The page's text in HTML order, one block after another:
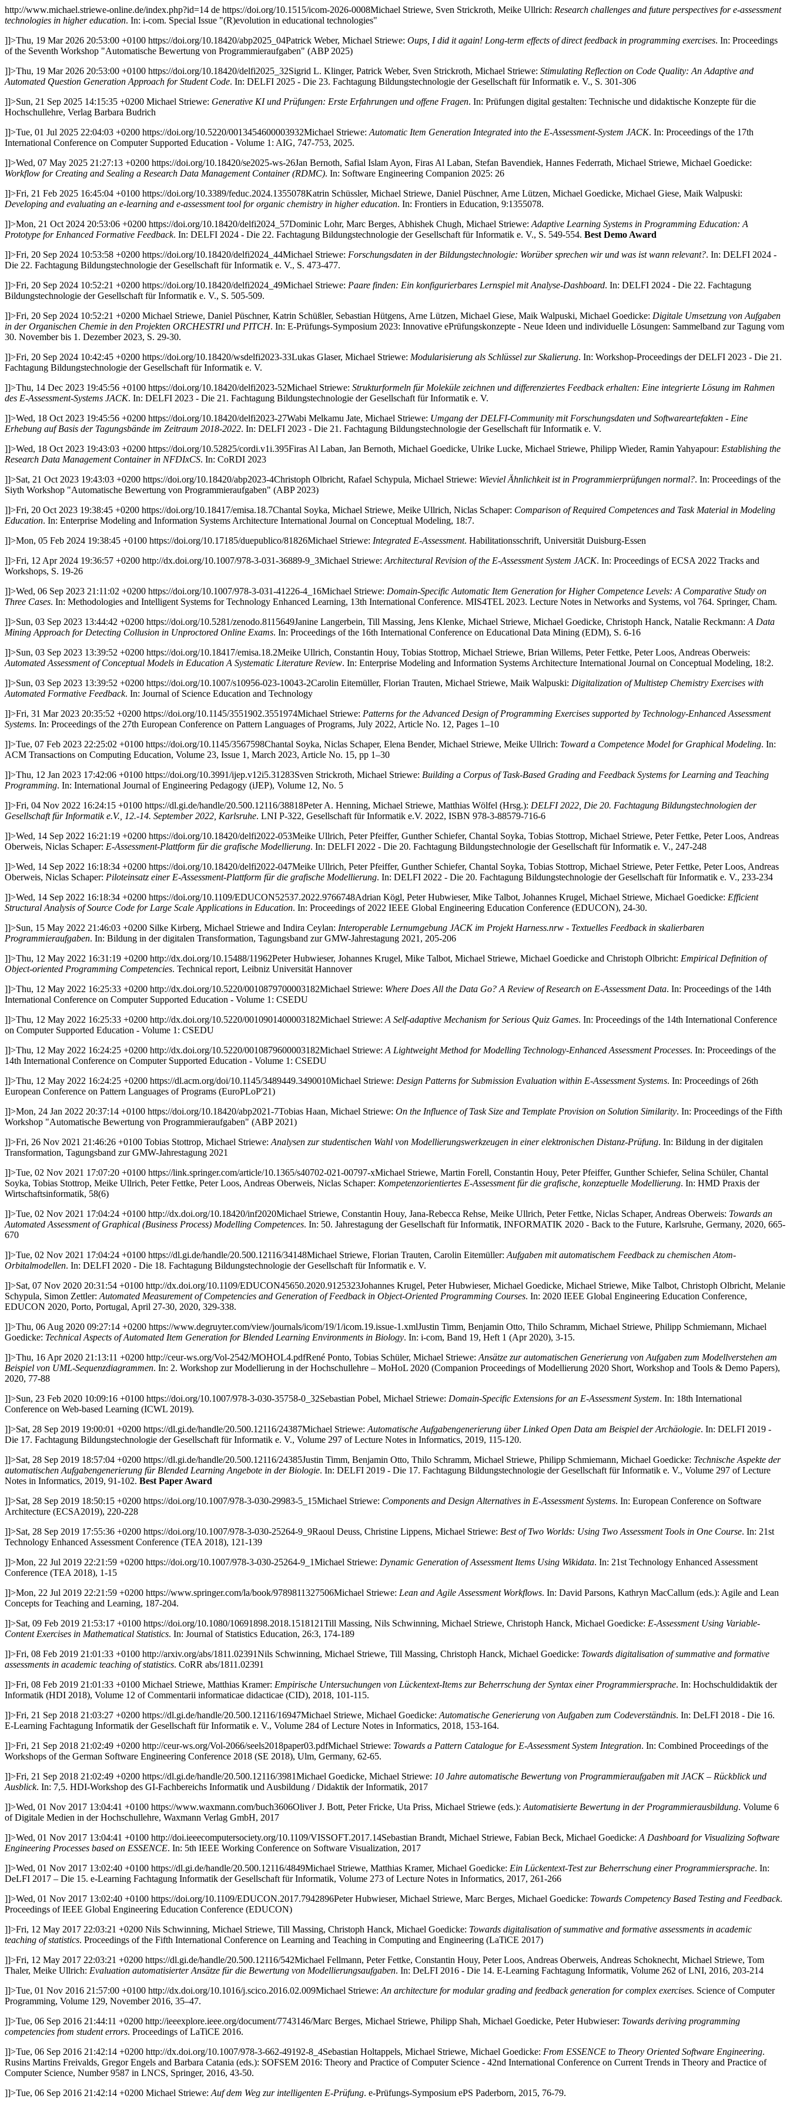
http://www.michael.striewe-online.de/index.php?id=14 de https://doi.org/10.1515/icom-2026-0008Michael Striewe, Sven Strickroth, Meike Ullrich: Research challenges and future perspectives for e-assessment
technologies in higher education. In: i-com. Special Issue "(R)evolution in educational technologies"
]]>Thu, 19 Mar 2026 20:53:00 +0100 https://doi.org/10.18420/abp2025_04Patrick Weber, Michael Striewe: Oups, I did it again! Long-term effects of direct feedback in programming exercises. In: Proceedings
of the Seventh Workshop "Automatische Bewertung von Programmieraufgaben" (ABP 2025)
]]>Thu, 19 Mar 2026 20:53:00 +0100 https://doi.org/10.18420/delfi2025_32Sigrid L. Klinger, Patrick Weber, Sven Strickroth, Michael Striewe: Stimulating Reflection on Code Quality: An Adaptive and
Automated Question Generation Approach for Student Code. In: DELFI 2025 - Die 23. Fachtagung Bildungstechnologie der Gesellschaft für Informatik e. V., S. 301-306
]]>Sun, 21 Sep 2025 14:15:35 +0200 Michael Striewe: Generative KI und Prüfungen: Erste Erfahrungen und offene Fragen. In: Prüfungen digital gestalten: Technische und didaktische Konzepte für die
Hochschullehre, Verlag Barbara Budrich
]]>Tue, 01 Jul 2025 22:04:03 +0200 https://doi.org/10.5220/0013454600003932Michael Striewe: Automatic Item Generation Integrated into the E-Assessment-System JACK. In: Proceedings of the 17th
International Conference on Computer Supported Education - Volume 1: AIG, 747-753, 2025.
]]>Wed, 07 May 2025 21:27:13 +0200 https://doi.org/10.18420/se2025-ws-26Jan Bernoth, Safial Islam Ayon, Firas Al Laban, Stefan Bavendiek, Hannes Federrath, Michael Striewe, Michael Goedicke:
Workflow for Creating and Sealing a Research Data Management Container (RDMC). In: Software Engineering Companion 2025: 26
]]>Fri, 21 Feb 2025 16:45:04 +0100 https://doi.org/10.3389/feduc.2024.1355078Katrin Schüssler, Michael Striewe, Daniel Püschner, Arne Lützen, Michael Goedicke, Michael Giese, Maik Walpuski:
Developing and evaluating an e-learning and e-assessment tool for organic chemistry in higher education. In: Frontiers in Education, 9:1355078.
]]>Mon, 21 Oct 2024 20:53:06 +0200 https://doi.org/10.18420/delfi2024_57Dominic Lohr, Marc Berges, Abhishek Chugh, Michael Striewe: Adaptive Learning Systems in Programming Education: A
Prototype for Enhanced Formative Feedback. In: DELFI 2024 - Die 22. Fachtagung Bildungstechnologie der Gesellschaft für Informatik e. V., S. 549-554. Best Demo Award
]]>Fri, 20 Sep 2024 10:53:58 +0200 https://doi.org/10.18420/delfi2024_44Michael Striewe: Forschungsdaten in der Bildungstechnologie: Worüber sprechen wir und was ist wann relevant?. In: DELFI 2024 -
Die 22. Fachtagung Bildungstechnologie der Gesellschaft für Informatik e. V., S. 473-477.
]]>Fri, 20 Sep 2024 10:52:21 +0200 https://doi.org/10.18420/delfi2024_49Michael Striewe: Paare finden: Ein konfigurierbares Lernspiel mit Analyse-Dashboard. In: DELFI 2024 - Die 22. Fachtagung
Bildungstechnologie der Gesellschaft für Informatik e. V., S. 505-509.
]]>Fri, 20 Sep 2024 10:52:21 +0200 Michael Striewe, Daniel Püschner, Katrin Schüßler, Sebastian Hütgens, Arne Lützen, Michael Giese, Maik Walpuski, Michael Goedicke: Digitale Umsetzung von Aufgaben
in der Organischen Chemie in den Projekten ORCHESTRI und PITCH. In: E-Prüfungs-Symposium 2023: Innovative ePrüfungskonzepte - Neue Ideen und individuelle Lösungen: Sammelband zur Tagung vom
30. November bis 1. Dezember 2023, S. 29-30.
]]>Fri, 20 Sep 2024 10:42:45 +0200 https://doi.org/10.18420/wsdelfi2023-33Lukas Glaser, Michael Striewe: Modularisierung als Schlüssel zur Skalierung. In: Workshop-Proceedings der DELFI 2023 - Die 21.
Fachtagung Bildungstechnologie der Gesellschaft für Informatik e. V.
]]>Thu, 14 Dec 2023 19:45:56 +0100 https://doi.org/10.18420/delfi2023-52Michael Striewe: Strukturformeln für Moleküle zeichnen und differenziertes Feedback erhalten: Eine integrierte Lösung im Rahmen
des E-Assessment-Systems JACK. In: DELFI 2023 - Die 21. Fachtagung Bildungstechnologie der Gesellschaft für Informatik e. V.
]]>Wed, 18 Oct 2023 19:45:56 +0200 https://doi.org/10.18420/delfi2023-27Wabi Melkamu Jate, Michael Striewe: Umgang der DELFI-Community mit Forschungsdaten und Softwareartefakten - Eine
Erhebung auf Basis der Tagungsbände im Zeitraum 2018-2022. In: DELFI 2023 - Die 21. Fachtagung Bildungstechnologie der Gesellschaft für Informatik e. V.
]]>Wed, 18 Oct 2023 19:43:03 +0200 https://doi.org/10.52825/cordi.v1i.395Firas Al Laban, Jan Bernoth, Michael Goedicke, Ulrike Lucke, Michael Striewe, Philipp Wieder, Ramin Yahyapour: Establishing the
Research Data Management Container in NFDIxCS. In: CoRDI 2023
]]>Sat, 21 Oct 2023 19:43:03 +0200 https://doi.org/10.18420/abp2023-4Christoph Olbricht, Rafael Schypula, Michael Striewe: Wieviel Ähnlichkeit ist in Programmierprüfungen normal?. In: Proceedings of the
Siyth Workshop "Automatische Bewertung von Programmieraufgaben" (ABP 2023)
]]>Fri, 20 Oct 2023 19:38:45 +0200 https://doi.org/10.18417/emisa.18.7Chantal Soyka, Michael Striewe, Meike Ullrich, Niclas Schaper: Comparison of Required Competences and Task Material in Modeling
Education. In: Enterprise Modeling and Information Systems Architecture International Journal on Conceptual Modeling, 18:7.
]]>Mon, 05 Feb 2024 19:38:45 +0100 https://doi.org/10.17185/duepublico/81826Michael Striewe: Integrated E-Assessment. Habilitationsschrift, Universität Duisburg-Essen
]]>Fri, 12 Apr 2024 19:36:57 +0200 http://dx.doi.org/10.1007/978-3-031-36889-9_3Michael Striewe: Architectural Revision of the E-Assessment System JACK. In: Proceedings of ECSA 2022 Tracks and
Workshops, S. 19-26
]]>Wed, 06 Sep 2023 21:11:02 +0200 https://doi.org/10.1007/978-3-031-41226-4_16Michael Striewe: Domain-Specific Automatic Item Generation for Higher Competence Levels: A Comparative Study on
Three Cases. In: Methodologies and Intelligent Systems for Technology Enhanced Learning, 13th International Conference. MIS4TEL 2023. Lecture Notes in Networks and Systems, vol 764. Springer, Cham.
]]>Sun, 03 Sep 2023 13:44:42 +0200 https://doi.org/10.5281/zenodo.8115649Janine Langerbein, Till Massing, Jens Klenke, Michael Striewe, Michael Goedicke, Christoph Hanck, Natalie Reckmann: A Data
Mining Approach for Detecting Collusion in Unproctored Online Exams. In: Proceedings of the 16th International Conference on Educational Data Mining (EDM), S. 6-16
]]>Sun, 03 Sep 2023 13:39:52 +0200 https://doi.org/10.18417/emisa.18.2Meike Ullrich, Constantin Houy, Tobias Stottrop, Michael Striewe, Brian Willems, Peter Fettke, Peter Loos, Andreas Oberweis:
Automated Assessment of Conceptual Models in Education A Systematic Literature Review. In: Enterprise Modeling and Information Systems Architecture International Journal on Conceptual Modeling, 18:2.
]]>Sun, 03 Sep 2023 13:39:52 +0200 https://doi.org/10.1007/s10956-023-10043-2Carolin Eitemüller, Florian Trauten, Michael Striewe, Maik Walpuski: Digitalization of Multistep Chemistry Exercises with
Automated Formative Feedback. In: Journal of Science Education and Technology
]]>Fri, 31 Mar 2023 20:35:52 +0200 https://doi.org/10.1145/3551902.3551974Michael Striewe: Patterns for the Advanced Design of Programming Exercises supported by Technology-Enhanced Assessment
Systems. In: Proceedings of the 27th European Conference on Pattern Languages of Programs, July 2022, Article No. 12, Pages 1–10
]]>Tue, 07 Feb 2023 22:25:02 +0100 https://doi.org/10.1145/3567598Chantal Soyka, Niclas Schaper, Elena Bender, Michael Striewe, Meike Ullrich: Toward a Competence Model for Graphical Modeling. In:
ACM Transactions on Computing Education, Volume 23, Issue 1, March 2023, Article No. 15, pp 1–30
]]>Thu, 12 Jan 2023 17:42:06 +0100 https://doi.org/10.3991/ijep.v12i5.31283Sven Strickroth, Michael Striewe: Building a Corpus of Task-Based Grading and Feedback Systems for Learning and Teaching
Programming. In: International Journal of Engineering Pedagogy (iJEP), Volume 12, No. 5
]]>Fri, 04 Nov 2022 16:24:15 +0100 https://dl.gi.de/handle/20.500.12116/38818Peter A. Henning, Michael Striewe, Matthias Wölfel (Hrsg.): DELFI 2022, Die 20. Fachtagung Bildungstechnologien der
Gesellschaft für Informatik e.V., 12.-14. September 2022, Karlsruhe. LNI P-322, Gesellschaft für Informatik e.V. 2022, ISBN 978-3-88579-716-6
]]>Wed, 14 Sep 2022 16:21:19 +0200 https://doi.org/10.18420/delfi2022-053Meike Ullrich, Peter Pfeiffer, Gunther Schiefer, Chantal Soyka, Tobias Stottrop, Michael Striewe, Peter Fettke, Peter Loos, Andreas
Oberweis, Niclas Schaper: E-Assessment-Plattform für die grafische Modellierung. In: DELFI 2022 - Die 20. Fachtagung Bildungstechnologie der Gesellschaft für Informatik e. V., 247-248
]]>Wed, 14 Sep 2022 16:18:34 +0200 https://doi.org/10.18420/delfi2022-047Meike Ullrich, Peter Pfeiffer, Gunther Schiefer, Chantal Soyka, Tobias Stottrop, Michael Striewe, Peter Fettke, Peter Loos, Andreas
Oberweis, Niclas Schaper: Piloteinsatz einer E-Assessment-Plattform für die grafische Modellierung. In: DELFI 2022 - Die 20. Fachtagung Bildungstechnologie der Gesellschaft für Informatik e. V., 233-234
]]>Wed, 14 Sep 2022 16:18:34 +0200 https://doi.org/10.1109/EDUCON52537.2022.9766748Adrian Kögl, Peter Hubwieser, Mike Talbot, Johannes Krugel, Michael Striewe, Michael Goedicke: Efficient
Structural Analysis of Source Code for Large Scale Applications in Education. In: Proceedings of 2022 IEEE Global Engineering Education Conference (EDUCON), 24-30.
]]>Sun, 15 May 2022 21:46:03 +0200 Silke Kirberg, Michael Striewe and Indira Ceylan: Interoperable Lernumgebung JACK im Projekt Harness.nrw - Textuelles Feedback in skalierbaren
Programmieraufgaben. In: Bildung in der digitalen Transformation, Tagungsband zur GMW-Jahrestagung 2021, 205-206
]]>Thu, 12 May 2022 16:31:19 +0200 http://dx.doi.org/10.15488/11962Peter Hubwieser, Johannes Krugel, Mike Talbot, Michael Striewe, Michael Goedicke and Christoph Olbricht: Empirical Definition of
Object-oriented Programming Competencies. Technical report, Leibniz Universität Hannover
]]>Thu, 12 May 2022 16:25:33 +0200 http://dx.doi.org/10.5220/0010879700003182Michael Striewe: Where Does All the Data Go? A Review of Research on E-Assessment Data. In: Proceedings of the 14th
International Conference on Computer Supported Education - Volume 1: CSEDU
]]>Thu, 12 May 2022 16:25:33 +0200 http://dx.doi.org/10.5220/0010901400003182Michael Striewe: A Self-adaptive Mechanism for Serious Quiz Games. In: Proceedings of the 14th International Conference
on Computer Supported Education - Volume 1: CSEDU
]]>Thu, 12 May 2022 16:24:25 +0200 http://dx.doi.org/10.5220/0010879600003182Michael Striewe: A Lightweight Method for Modelling Technology-Enhanced Assessment Processes. In: Proceedings of the
14th International Conference on Computer Supported Education - Volume 1: CSEDU
]]>Thu, 12 May 2022 16:24:25 +0200 https://dl.acm.org/doi/10.1145/3489449.3490010Michael Striewe: Design Patterns for Submission Evaluation within E-Assessment Systems. In: Proceedings of 26th
European Conference on Pattern Languages of Programs (EuroPLoP'21)
]]>Mon, 24 Jan 2022 20:37:14 +0100 https://doi.org/10.18420/abp2021-7Tobias Haan, Michael Striewe: On the Influence of Task Size and Template Provision on Solution Similarity. In: Proceedings of the Fifth
Workshop "Automatische Bewertung von Programmieraufgaben" (ABP 2021)
]]>Fri, 26 Nov 2021 21:46:26 +0100 Tobias Stottrop, Michael Striewe: Analysen zur studentischen Wahl von Modellierungswerkzeugen in einer elektronischen Distanz-Prüfung. In: Bildung in der digitalen
Transformation, Tagungsband zur GMW-Jahrestagung 2021
]]>Tue, 02 Nov 2021 17:07:20 +0100 https://link.springer.com/article/10.1365/s40702-021-00797-xMichael Striewe, Martin Forell, Constantin Houy, Peter Pfeiffer, Gunther Schiefer, Selina Schüler, Chantal
Soyka, Tobias Stottrop, Meike Ullrich, Peter Fettke, Peter Loos, Andreas Oberweis, Niclas Schaper: Kompetenzorientiertes E-Assessment für die grafische, konzeptuelle Modellierung. In: HMD Praxis der
Wirtschaftsinformatik, 58(6)
]]>Tue, 02 Nov 2021 17:04:24 +0100 http://dx.doi.org/10.18420/inf2020Michael Striewe, Constantin Houy, Jana-Rebecca Rehse, Meike Ullrich, Peter Fettke, Niclas Schaper, Andreas Oberweis: Towards an
Automated Assessment of Graphical (Business Process) Modelling Competences. In: 50. Jahrestagung der Gesellschaft für Informatik, INFORMATIK 2020 - Back to the Future, Karlsruhe, Germany, 2020, 665-
670
]]>Tue, 02 Nov 2021 17:04:24 +0100 https://dl.gi.de/handle/20.500.12116/34148Michael Striewe, Florian Trauten, Carolin Eitemüller: Aufgaben mit automatischem Feedback zu chemischen Atom-
Orbitalmodellen. In: DELFI 2020 - Die 18. Fachtagung Bildungstechnologie der Gesellschaft für Informatik e. V.
]]>Sat, 07 Nov 2020 20:31:54 +0100 http://dx.doi.org/10.1109/EDUCON45650.2020.9125323Johannes Krugel, Peter Hubwieser, Michael Goedicke, Michael Striewe, Mike Talbot, Christoph Olbricht, Melanie
Schypula, Simon Zettler: Automated Measurement of Competencies and Generation of Feedback in Object-Oriented Programming Courses. In: 2020 IEEE Global Engineering Education Conference,
EDUCON 2020, Porto, Portugal, April 27-30, 2020, 329-338.
]]>Thu, 06 Aug 2020 09:27:14 +0200 https://www.degruyter.com/view/journals/icom/19/1/icom.19.issue-1.xmlJustin Timm, Benjamin Otto, Thilo Schramm, Michael Striewe, Philipp Schmiemann, Michael
Goedicke: Technical Aspects of Automated Item Generation for Blended Learning Environments in Biology. In: i-com, Band 19, Heft 1 (Apr 2020), 3-15.
]]>Thu, 16 Apr 2020 21:13:11 +0200 http://ceur-ws.org/Vol-2542/MOHOL4.pdfRené Ponto, Tobias Schüler, Michael Striewe: Ansätze zur automatischen Generierung von Aufgaben zum Modellverstehen am
Beispiel von UML-Sequenzdiagrammen. In: 2. Workshop zur Modellierung in der Hochschullehre – MoHoL 2020 (Companion Proceedings of Modellierung 2020 Short, Workshop and Tools & Demo Papers),
2020, 77-88
]]>Sun, 23 Feb 2020 10:09:16 +0100 https://doi.org/10.1007/978-3-030-35758-0_32Sebastian Pobel, Michael Striewe: Domain-Specific Extensions for an E-Assessment System. In: 18th International
Conference on Web-based Learning (ICWL 2019).
]]>Sat, 28 Sep 2019 19:00:01 +0200 https://dl.gi.de/handle/20.500.12116/24387Michael Striewe: Automatische Aufgabengenerierung über Linked Open Data am Beispiel der Archäologie. In: DELFI 2019 -
Die 17. Fachtagung Bildungstechnologie der Gesellschaft für Informatik e. V., Volume 297 of Lecture Notes in Informatics, 2019, 115-120.
]]>Sat, 28 Sep 2019 18:57:04 +0200 https://dl.gi.de/handle/20.500.12116/24385Justin Timm, Benjamin Otto, Thilo Schramm, Michael Striewe, Philipp Schmiemann, Michael Goedicke: Technische Aspekte der
automatischen Aufgabengenerierung für Blended Learning Angebote in der Biologie. In: DELFI 2019 - Die 17. Fachtagung Bildungstechnologie der Gesellschaft für Informatik e. V., Volume 297 of Lecture
Notes in Informatics, 2019, 91-102. Best Paper Award
]]>Sat, 28 Sep 2019 18:50:15 +0200 https://doi.org/10.1007/978-3-030-29983-5_15Michael Striewe: Components and Design Alternatives in E-Assessment Systems. In: European Conference on Software
Architecture (ECSA2019), 220-228
]]>Sat, 28 Sep 2019 17:55:36 +0200 https://doi.org/10.1007/978-3-030-25264-9_9Raoul Deuss, Christine Lippens, Michael Striewe: Best of Two Worlds: Using Two Assessment Tools in One Course. In: 21st
Technology Enhanced Assessment Conference (TEA 2018), 121-139
]]>Mon, 22 Jul 2019 22:21:59 +0200 https://doi.org/10.1007/978-3-030-25264-9_1Michael Striewe: Dynamic Generation of Assessment Items Using Wikidata. In: 21st Technology Enhanced Assessment
Conference (TEA 2018), 1-15
]]>Mon, 22 Jul 2019 22:21:59 +0200 https://www.springer.com/la/book/9789811327506Michael Striewe: Lean and Agile Assessment Workflows. In: David Parsons, Kathryn MacCallum (eds.): Agile and Lean
Concepts for Teaching and Learning, 187-204.
]]>Sat, 09 Feb 2019 21:53:17 +0100 https://doi.org/10.1080/10691898.2018.1518121Till Massing, Nils Schwinning, Michael Striewe, Christoph Hanck, Michael Goedicke: E-Assessment Using Variable-
Content Exercises in Mathematical Statistics. In: Journal of Statistics Education, 26:3, 174-189
]]>Fri, 08 Feb 2019 21:01:33 +0100 http://arxiv.org/abs/1811.02391Nils Schwinning, Michael Striewe, Till Massing, Christoph Hanck, Michael Goedicke: Towards digitalisation of summative and formative
assessments in academic teaching of statistics. CoRR abs/1811.02391
]]>Fri, 08 Feb 2019 21:01:33 +0100 Michael Striewe, Matthias Kramer: Empirische Untersuchungen von Lückentext-Items zur Beherrschung der Syntax einer Programmiersprache. In: Hochschuldidaktik der
Informatik (HDI 2018), Volume 12 of Commentarii informaticae didacticae (CID), 2018, 101-115.
]]>Fri, 21 Sep 2018 21:03:27 +0200 https://dl.gi.de/handle/20.500.12116/16947Michael Striewe, Michael Goedicke: Automatische Generierung von Aufgaben zum Codeverständnis. In: DeLFI 2018 - Die 16.
E-Learning Fachtagung Informatik der Gesellschaft für Informatik e. V., Volume 284 of Lecture Notes in Informatics, 2018, 153-164.
]]>Fri, 21 Sep 2018 21:02:49 +0200 http://ceur-ws.org/Vol-2066/seels2018paper03.pdfMichael Striewe: Towards a Pattern Catalogue for E-Assessment System Integration. In: Combined Proceedings of the
Workshops of the German Software Engineering Conference 2018 (SE 2018), Ulm, Germany, 62-65.
]]>Fri, 21 Sep 2018 21:02:49 +0200 https://dl.gi.de/handle/20.500.12116/3981Michael Goedicke, Michael Striewe: 10 Jahre automatische Bewertung von Programmieraufgaben mit JACK – Rückblick und
Ausblick. In: 7,5. HDI-Workshop des GI-Fachbereichs Informatik und Ausbildung / Didaktik der Informatik, 2017
]]>Wed, 01 Nov 2017 13:04:41 +0100 https://www.waxmann.com/buch3606Oliver J. Bott, Peter Fricke, Uta Priss, Michael Striewe (eds.): Automatisierte Bewertung in der Programmierausbildung. Volume 6
of Digitale Medien in der Hochschullehre, Waxmann Verlag GmbH, 2017
]]>Wed, 01 Nov 2017 13:04:41 +0100 http://doi.ieeecomputersociety.org/10.1109/VISSOFT.2017.14Sebastian Brandt, Michael Striewe, Fabian Beck, Michael Goedicke: A Dashboard for Visualizing Software
Engineering Processes based on ESSENCE. In: 5th IEEE Working Conference on Software Visualization, 2017
]]>Wed, 01 Nov 2017 13:02:40 +0100 https://dl.gi.de/handle/20.500.12116/4849Michael Striewe, Matthias Kramer, Michael Goedicke: Ein Lückentext-Test zur Beherrschung einer Programmiersprache. In:
DeLFI 2017 – Die 15. e-Learning Fachtagung Informatik der Gesellschaft für Informatik, Volume 273 of Lecture Notes in Informatics, 2017, 261-266
]]>Wed, 01 Nov 2017 13:02:40 +0100 https://doi.org/10.1109/EDUCON.2017.7942896Peter Hubwieser, Michael Striewe, Marc Berges, Michael Goedicke: Towards Competency Based Testing and Feedback.
Proceedings of IEEE Global Engineering Education Conference (EDUCON)
]]>Fri, 12 May 2017 22:03:21 +0200 Nils Schwinning, Michael Striewe, Till Massing, Christoph Hanck, Michael Goedicke: Towards digitalisation of summative and formative assessments in academic
teaching of statistics. Proceedings of the Fifth International Conference on Learning and Teaching in Computing and Engineering (LaTiCE 2017)
]]>Fri, 12 May 2017 22:03:21 +0200 https://dl.gi.de/handle/20.500.12116/542Michael Fellmann, Peter Fettke, Constantin Houy, Peter Loos, Andreas Oberweis, Andreas Schoknecht, Michael Striewe, Tom
Thaler, Meike Ullrich: Evaluation automatisierter Ansätze für die Bewertung von Modellierungsaufgaben. In: DeLFI 2016 - Die 14. E-Learning Fachtagung Informatik, Volume 262 of LNI, 2016, 203-214
]]>Tue, 01 Nov 2016 21:57:00 +0100 http://dx.doi.org/10.1016/j.scico.2016.02.009Michael Striewe: An architecture for modular grading and feedback generation for complex exercises. Science of Computer
Programming, Volume 129, November 2016, 35–47.
]]>Tue, 06 Sep 2016 21:44:11 +0200 http://ieeexplore.ieee.org/document/7743146/Marc Berges, Michael Striewe, Philipp Shah, Michael Goedicke, Peter Hubwieser: Towards deriving programming
competencies from student errors. Proceedings of LaTiCE 2016.
]]>Tue, 06 Sep 2016 21:42:14 +0200 http://dx.doi.org/10.1007/978-3-662-49192-8_4Sebastian Holtappels, Michael Striewe, Michael Goedicke: From ESSENCE to Theory Oriented Software Engineering.
Rusins Martins Freivalds, Gregor Engels and Barbara Catania (eds.): SOFSEM 2016: Theory and Practice of Computer Science - 42nd International Conference on Current Trends in Theory and Practice of
Computer Science, Number 9587 in LNCS, Springer, 2016, 43-50.
]]>Tue, 06 Sep 2016 21:42:14 +0200 Michael Striewe: Auf dem Weg zur intelligenten E-Prüfung. e-Prüfungs-Symposium ePS Paderborn, 2015, 76-79.